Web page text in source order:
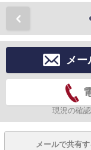
メー
現況の確
メールで共有す